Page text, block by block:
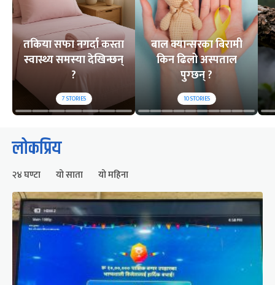
तकिया सफा नगर्दा कस्ता
स्वास्थ्य समस्या देखिन्छन्
?
7STORIES
बाल क्यान्सरका बिरामी
किन ढिलो अस्पताल
पुग्छन् ?
10STORIES
लोकप्रिय
२४ घण्टा यो साता यो महिना